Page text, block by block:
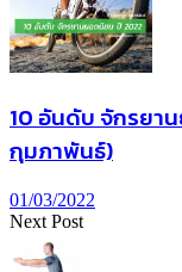
10 อันดับ จักรยา
กุมภาพันธ์)
01/03/2022
Next Post